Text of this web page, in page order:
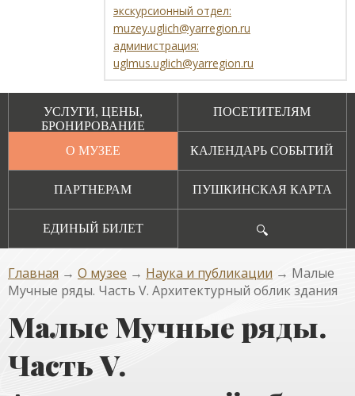
экскурсионный отдел:
muzey.uglich@yarregion.ru
администрация:
uglmus.uglich@yarregion.ru
УСЛУГИ, ЦЕНЫ,
БРОНИРОВАНИЕ
ПОСЕТИТЕЛЯМ
О МУЗЕЕ КАЛЕНДАРЬ СОБЫТИЙ
ПАРТНЕРАМ ПУШКИНСКАЯ КАРТА
ЕДИНЫЙ БИЛЕТ 🔍
Главная → О музее → Наука и публикации → Малые
Мучные ряды. Часть V. Архитектурный облик здания
Малые Мучные ряды.
Часть V.